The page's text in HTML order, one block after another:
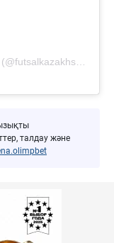
талдау және